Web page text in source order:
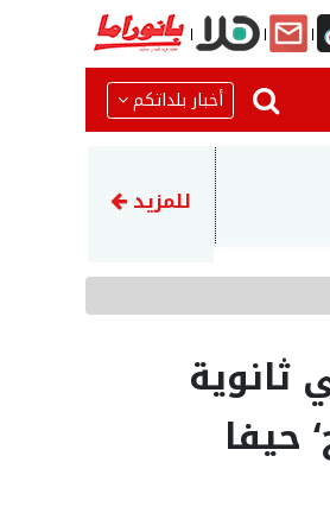
أخبار بلداتكم
إصابة خطيرة لشاب (17 عامًا) إثر اصطدام بين تراكتورون وشاحنة في يركا
للمزيد
ثانوية
حيفا